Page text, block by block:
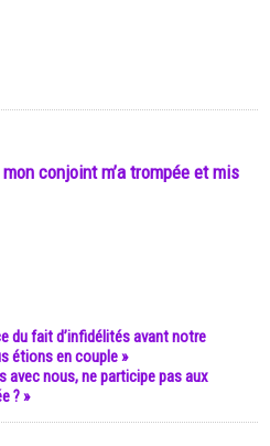
conjoint m’a trompée et mis
du fait d’infidélités avant notre
étions en couple »
avec nous, ne participe pas aux
? »